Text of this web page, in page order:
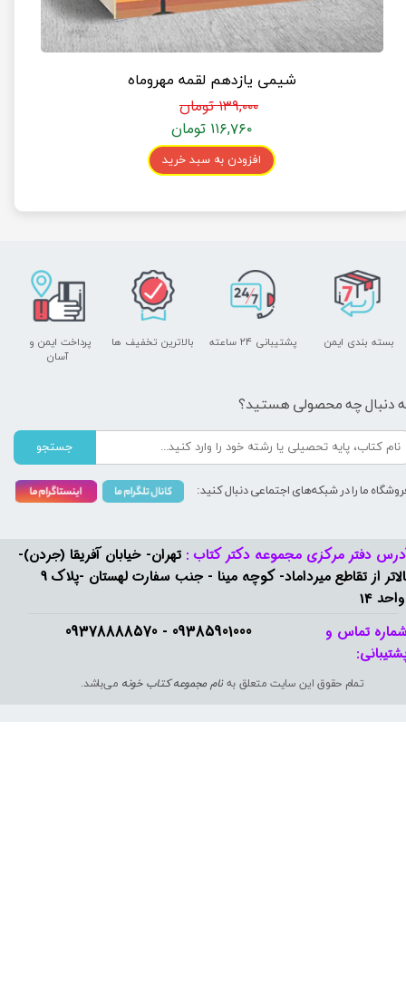
شیمی یازدهم لقمه مهروماه
۱۳۹,۰۰۰ تومان
۱۱۶,۷۶۰ تومان
افزودن به سبد خرید
09385901000 - 09378888570​​​​​​​
دفتر مرکزی مجموعه دکتر کتاب : تهران- خیابان آفریقا (جردن)-
بالاتر از تقاطع میرداماد- کوچه مینا - جنب سفارت لهستان -پلاک 9
14
تمام حقوق این سایت متعلق بهنام مجموعه کتاب خونه می‌باشد.
تماس و
پشتیبانی ۲۴ ساعته
پرداخت ایمن و ​​​​​​​
آسان
بسته بندی ایمن بالاترین تخفیف ها
دنبال چه محصولی هستید؟
جستجو
ما را در شبکه‌های اجتماعی دنبال کنید: